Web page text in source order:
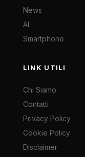
News
AI
Smartphone
LINK UTILI
Chi Siamo
Contatti
Privacy Policy
Cookie Policy
Disclaimer